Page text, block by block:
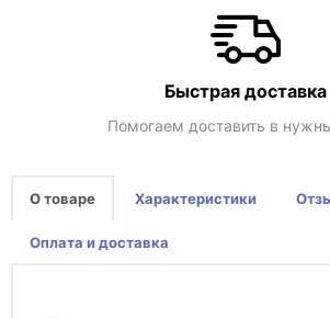
Быстрая доставка
Помогаем доставить в
О товаре Характеристики
Оплата и доставка